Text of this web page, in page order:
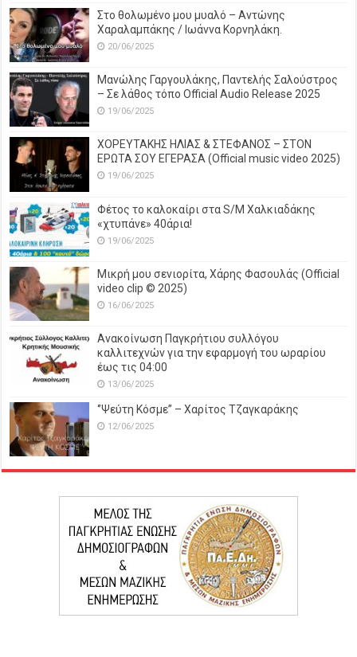
Στο θολωμένο μου μυαλό – Αντώνης
Χαραλαμπάκης / Ιωάννα Κορνηλάκη.
20/06/2025
Μανώλης Γαργουλάκης, Παντελής Σαλούστρος
– Σε λάθος τόπο Official Audio Release 2025
19/06/2025
ΧΟΡΕΥΤΑΚΗΣ ΗΛΙΑΣ & ΣΤΕΦΑΝΟΣ – ΣΤΟΝ
ΕΡΩΤΑ ΣΟΥ ΕΓΕΡΑΣΑ (Official music video 2025)
19/06/2025
Φέτος το καλοκαίρι στα S/M Χαλκιαδάκης
«χτυπάνε» 40άρια!
19/06/2025
Μικρή μου σενιορίτα, Χάρης Φασουλάς (Official
video clip © 2025)
16/06/2025
Ανακοίνωση Παγκρήτιου συλλόγου
καλλιτεχνών για την εφαρμογή του ωραρίου
έως τις 04:00
13/06/2025
‘’Ψεύτη Κόσμε’’ – Χαρίτος Τζαγκαράκης
12/06/2025